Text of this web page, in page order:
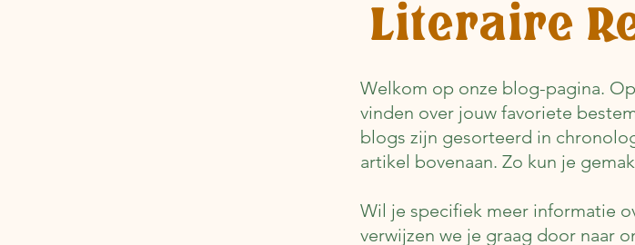
Literaire
Welkom op onze blog-pagina.
vinden over jouw favoriete
blogs zijn gesorteerd in
artikel bovenaan. Zo kun je
Wil je specifiek meer informatie
verwijzen we je graag door naar